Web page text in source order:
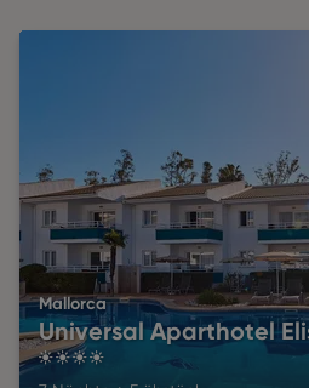
Mallorca
Universal Aparthotel